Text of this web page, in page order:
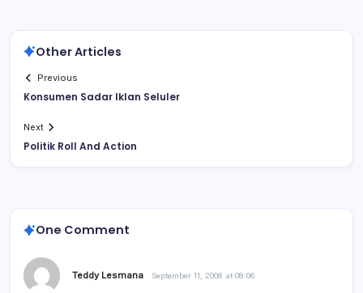
Other Articles
Previous
Konsumen Sadar Iklan Seluler
Next
Politik Roll And Action
One Comment
Teddy Lesmana September 11, 2008 at 08:06